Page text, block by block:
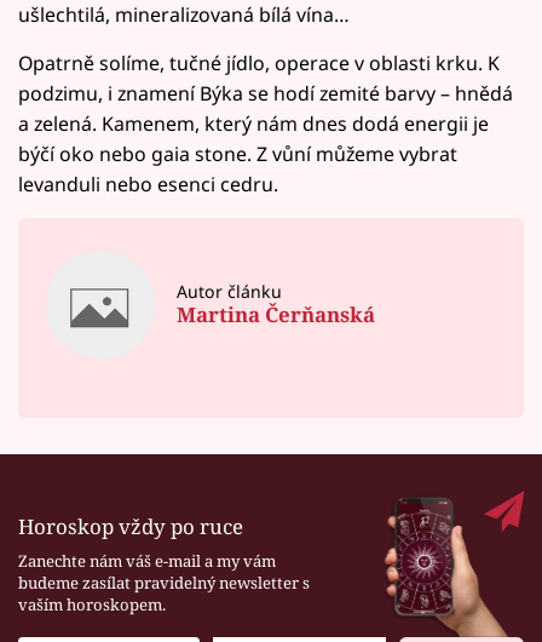
ušlechtilá, mineralizovaná bílá vína…
Opatrně solíme, tučné jídlo, operace v oblasti krku. K
podzimu, i znamení Býka se hodí zemité barvy – hnědá
a zelená. Kamenem, který nám dnes dodá energii je
býčí oko nebo gaia stone. Z vůní můžeme vybrat
levanduli nebo esenci cedru.
Autor článku
Martina Čerňanská
Horoskop vždy po ruce
Zanechte nám váš e-mail a my vám
budeme zasílat pravidelný newsletter s
vaším horoskopem.